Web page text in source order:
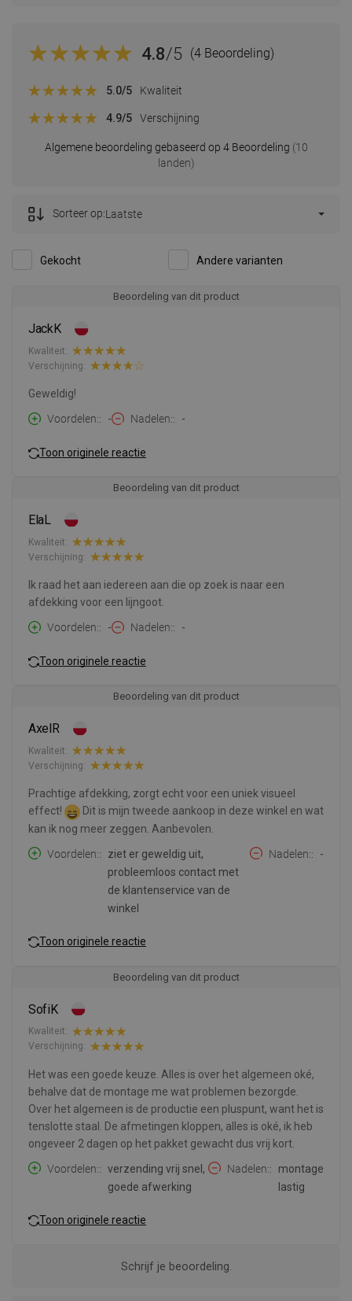
4.8/5 (4 Beoordeling)
Algemene beoordeling gebaseerd op 4 Beoordeling (10
landen)
5.0/5 Kwaliteit
4.9/5 Verschijning
Gekocht Andere varianten
Sorteer op:Laatste
Beoordeling van dit product
JackK
Kwaliteit:
Verschijning:
Geweldig!
Voordelen:
- Nadelen: -
Toon originele reactie
Beoordeling van dit product
ElaL
Kwaliteit:
Verschijning:
Ik raad het aan iedereen aan die op zoek is naar een
afdekking voor een lijngoot.
Voordelen:
- Nadelen: -
Toon originele reactie
Beoordeling van dit product
AxelR
Kwaliteit:
Verschijning:
Prachtige afdekking, zorgt echt voor een uniek visueel
effect!
Dit is mijn tweede aankoop in deze winkel en wat
kan ik nog meer zeggen. Aanbevolen.
Voordelen:
ziet er geweldig uit,
probleemloos contact met
de klantenservice van de
winkel
Nadelen: -
Toon originele reactie
Beoordeling van dit product
SofiK
Kwaliteit:
Verschijning:
Het was een goede keuze. Alles is over het algemeen oké,
behalve dat de montage me wat problemen bezorgde.
Over het algemeen is de productie een pluspunt, want het is
tenslotte staal. De afmetingen kloppen, alles is oké, ik heb
ongeveer 2 dagen op het pakket gewacht dus vrij kort.
Voordelen:
verzending vrij snel,
goede afwerking
Nadelen:
montage
lastig
Toon originele reactie
Schrijf je beoordeling.